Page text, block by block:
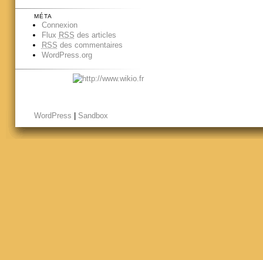
MÉTA
Connexion
Flux RSS des articles
RSS des commentaires
WordPress.org
WordPress Sandbox